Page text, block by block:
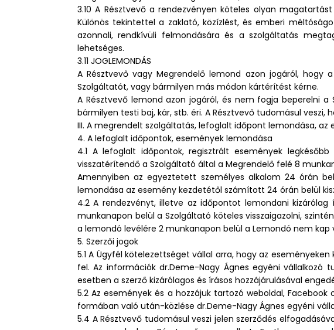
3.10 A Résztvevő a rendezvényen köteles olyan
Különös tekintettel a zaklató, közízlést, és emberi
azonnali, rendkívüli felmondására és a szolgáltatás
lehetséges.
3.11 JOGLEMONDÁS
A Résztvevő vagy Megrendelő lemond azon jogáról,
Szolgáltatót, vagy bármilyen más módon kártérítést kérne.
A Résztvevő lemond azon jogáról, és nem fogja beperelni
bármilyen testi baj, kár, stb. éri. A Résztvevő tudomásul veszi,
III. A megrendelt szolgáltatás, lefoglalt időpont lemondása, az
4. A lefoglalt időpontok, események lemondása
4.1 A lefoglalt időpontok, regisztrált események
visszatérítendő a Szolgáltató által a Megrendelő felé 8
Amennyiben az egyeztetett személyes alkalom 24 órán
lemondása az esemény kezdetétől számított 24 órán belül
4.2 A rendezvényt, illetve az időpontot lemondani
munkanapon belül a Szolgáltató köteles visszaigazolni,
a lemondó levélére 2 munkanapon belül a Lemondó nem
5. Szerzői jogok
5.1 A Ügyfél kötelezettséget vállal arra, hogy az
fel. Az információk dr.Deme-Nagy Ágnes egyéni vállalkozó
esetben a szerző kizárólagos és írásos hozzájárulásával
5.2 Az események és a hozzájuk tartozó weboldal,
formában való után-közlése dr.Deme-Nagy Ágnes egyéni
5.4 A Résztvevő tudomásul veszi jelen szerződés